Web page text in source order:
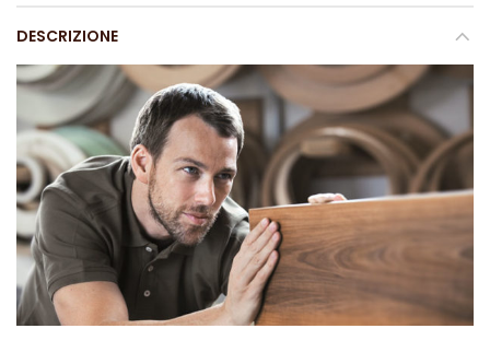
DESCRIZIONE